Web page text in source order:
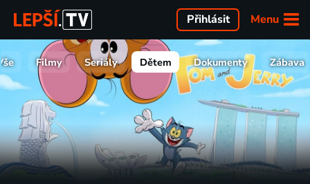
Menu
Přihlásit
Filmy Seriály Dětem Dokumenty Zábava